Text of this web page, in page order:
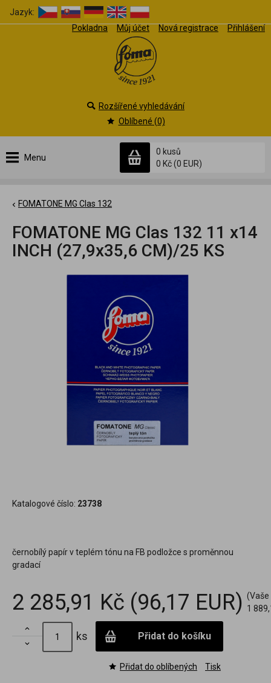
Jazyk:
Pokladna
Můj účet Nová registrace Přihlášení
Menu
0 kusů
0 Kč(0 EUR)
Rozšířené vyhledávání
Oblíbené (0)
FOMATONE MG Clas 132
FOMATONE MG Clas 132 11 x14
INCH (27,9x35,6 CM)/25 KS
Katalogové číslo: 23738
černobílý papír v teplém tónu na FB podložce s proměnnou
gradací
2 285,91 Kč (96,17 EUR) (Vaše
1


ks Přidat do košíku
Přidat do oblíbených Tisk